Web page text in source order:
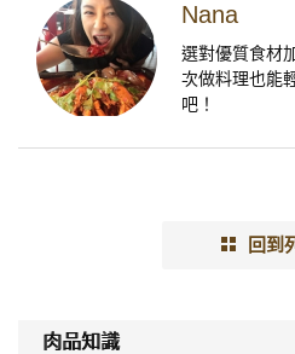
Nana
選對優質食材
次做料理也能
吧！
回到
肉品知識